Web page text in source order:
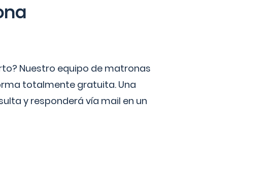
Nuestro equipo de matronas
totalmente gratuita. Una
y responderá vía mail en un